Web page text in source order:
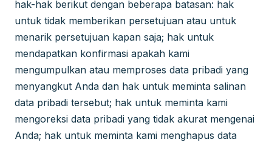
hak-hak berikut dengan beberapa batasan: hak
untuk tidak memberikan persetujuan atau untuk
menarik persetujuan kapan saja; hak untuk
mendapatkan konfirmasi apakah kami
mengumpulkan atau memproses data pribadi yang
menyangkut Anda dan hak untuk meminta salinan
data pribadi tersebut; hak untuk meminta kami
mengoreksi data pribadi yang tidak akurat mengenai
Anda; hak untuk meminta kami menghapus data